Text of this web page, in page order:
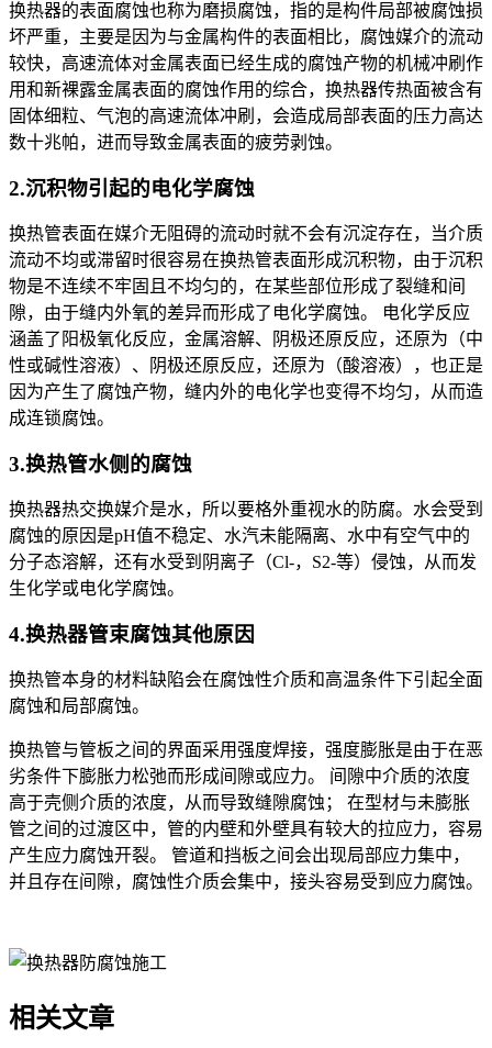
换热器的表面腐蚀也称为磨损腐蚀，指的是构件局部被腐蚀损
坏严重，主要是因为与金属构件的表面相比，腐蚀媒介的流动
较快，高速流体对金属表面已经生成的腐蚀产物的机械冲刷作
用和新裸露金属表面的腐蚀作用的综合，换热器传热面被含有
固体细粒、气泡的高速流体冲刷，会造成局部表面的压力高达
数十兆帕，进而导致金属表面的疲劳剥蚀。
2.沉积物引起的电化学腐蚀
换热管表面在媒介无阻碍的流动时就不会有沉淀存在，当介质
流动不均或滞留时很容易在换热管表面形成沉积物，由于沉积
物是不连续不牢固且不均匀的，在某些部位形成了裂缝和间
隙，由于缝内外氧的差异而形成了电化学腐蚀。 电化学反应
涵盖了阳极氧化反应，金属溶解、阴极还原反应，还原为（中
性或碱性溶液）、阴极还原反应，还原为（酸溶液），也正是
因为产生了腐蚀产物，缝内外的电化学也变得不均匀，从而造
成连锁腐蚀。
3.换热管水侧的腐蚀
换热器热交换媒介是水，所以要格外重视水的防腐。水会受到
腐蚀的原因是pH值不稳定、水汽未能隔离、水中有空气中的
分子态溶解，还有水受到阴离子（Cl-，S2-等）侵蚀，从而发
生化学或电化学腐蚀。
4.换热器管束腐蚀其他原因
换热管本身的材料缺陷会在腐蚀性介质和高温条件下引起全面
腐蚀和局部腐蚀。
换热管与管板之间的界面采用强度焊接，强度膨胀是由于在恶
劣条件下膨胀力松弛而形成间隙或应力。 间隙中介质的浓度
高于壳侧介质的浓度，从而导致缝隙腐蚀； 在型材与未膨胀
管之间的过渡区中，管的内壁和外壁具有较大的拉应力，容易
产生应力腐蚀开裂。 管道和挡板之间会出现局部应力集中，
并且存在间隙，腐蚀性介质会集中，接头容易受到应力腐蚀。
相关文章